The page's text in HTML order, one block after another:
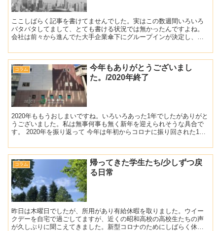
ここしばらく記事を書けてませんでした。実はこの数週間いろいろ
バタバタしてまして、とても書ける状況では無かったんですよね。
会社は前々から進んでた大手企業傘下にグループインが決定し、そ
で...
コラム
今年もありがとうございまし
た。/2020年終了
2020年ももうおしまいですね。いろいろあった1年でしたがありがと
うございました。私は無事何事も無く新年を迎えられそうな具合で
す。 2020年を振り返って 今年は年初からコロナに振り回された1年
コラム
帰ってきた学生たち/少しずつ戻
る日常
昨日は木曜日でしたが、所用があり有給休暇を取りました。ウイー
クデーを自宅で過ごしてますが、近くの昭和高校の高校生たちの声
が久しぶりに聞こえてきました。新型コロナのためにしばらく休校